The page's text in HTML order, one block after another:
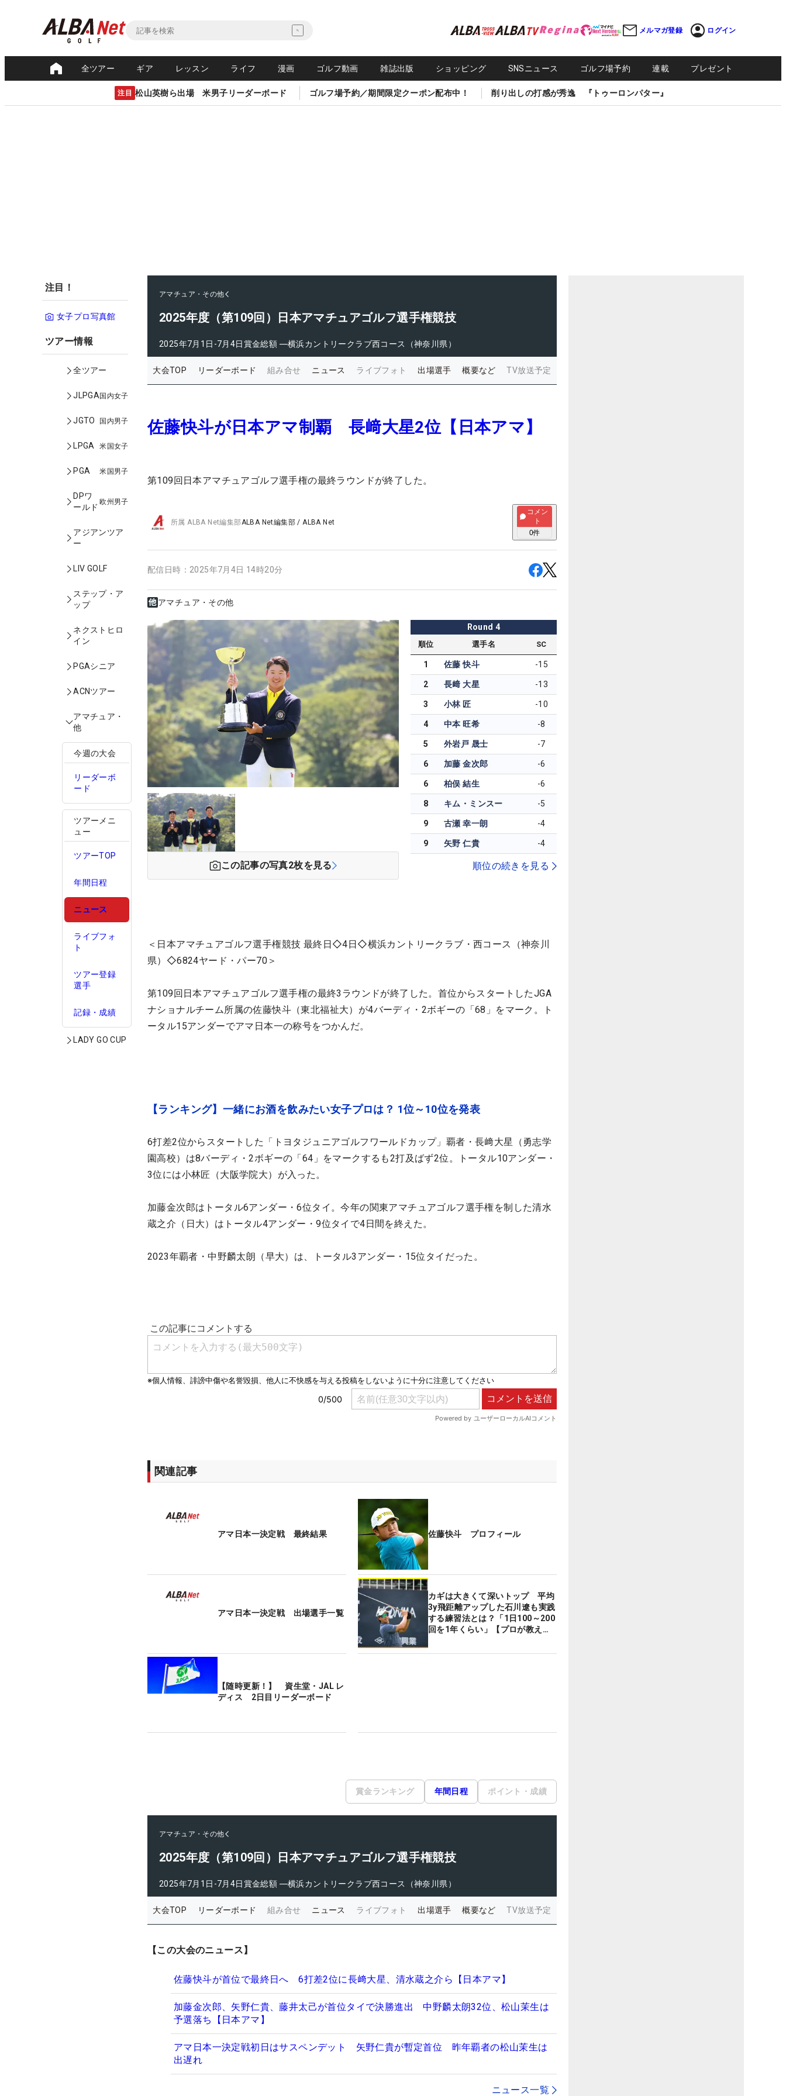
メルマガ登録 ログイン
全ツアー ギア レッスン ライフ 漫画 ゴルフ動画 雑誌出版 ショッピング SNSニュース ゴルフ場予約 連載 プレゼント
注目 松山英樹ら出場 米男子リーダーボード ゴルフ場予約／期間限定クーポン配布中！ 削り出しの打感が秀逸 『トゥーロンパター』
注目！
女子プロ写真館
ツアー情報
全ツアー
JLPGA国内女子
JGTO 国内男子
LPGA 米国女子
PGA 米国男子
DPワ
ールド
欧州男子
アジアンツア
ー
LIV GOLF
ステップ・ア
ップ
ネクストヒロ
イン
PGAシニア
ACNツアー
アマチュア・
他
今週の大会
リーダーボ
ード
ツアーメニ
ュー
ツアーTOP
年間日程
ニュース
ライブフォ
ト
ツアー登録
選手
記録・成績
LADY GO CUP
アマチュア・その他
2025年度（第109回）日本アマチュアゴルフ選手権競技
2025年7月1日-7月4日賞金総額 ―横浜カントリークラブ西コース（神奈川県）
大会TOP リーダーボード 組み合せ ニュース ライブフォト 出場選手 概要など TV放送予定
佐藤快斗が日本アマ制覇 長﨑大星2位【日本アマ】
第109回日本アマチュアゴルフ選手権の最終ラウンドが終了した。
所属ALBA Net編集部ALBA Net編集部 /ALBA Net
コメン
ト
0件
配信日時： 2025年7月4日 14時20分
アマチュア・その他
この記事の写真2枚を見る
Round 4
順位 選手名 SC
1 佐藤 快斗 -15
2 長﨑 大星 -13
3 小林 匠 -10
4 中本 旺希 -8
5 外岩戸 晟士 -7
6 加藤 金次郎 -6
6 柏俣 結生 -6
8 キム・ミンスー -5
9 古瀬 幸一朗 -4
9 矢野 仁貴 -4
順位の続きを見る
＜日本アマチュアゴルフ選手権競技 最終日◇4日◇横浜カントリークラブ・西コース（神奈川
県）◇6824ヤード・パー70＞
第109回日本アマチュアゴルフ選手権の最終3ラウンドが終了した。首位からスタートしたJGA
ナショナルチーム所属の佐藤快斗（東北福祉大）が4バーディ・2ボギーの「68」をマーク。ト
ータル15アンダーでアマ日本一の称号をつかんだ。
【ランキング】一緒にお酒を飲みたい女子プロは？ 1位～10位を発表
6打差2位からスタートした「トヨタジュニアゴルフワールドカップ」覇者・長﨑大星（勇志学
園高校）は8バーディ・2ボギーの「64」をマークするも2打及ばず2位。トータル10アンダー・
3位には小林匠（大阪学院大）が入った。
加藤金次郎はトータル6アンダー・6位タイ。今年の関東アマチュアゴルフ選手権を制した清水
蔵之介（日大）はトータル4アンダー・9位タイで4日間を終えた。
2023年覇者・中野麟太朗（早大）は、トータル3アンダー・15位タイだった。
関連記事
アマ日本一決定戦 最終結果 佐藤快斗 プロフィール
アマ日本一決定戦 出場選手一覧
カギは大きくて深いトップ 平均
3y飛距離アップした石川遼も実践
する練習法とは？「1日100～200
回を1年くらい」【プロが教える
【随時更新！】 資生堂・JAL レ
ディス 2日目リーダーボード
賞金ランキング 年間日程 ポイント・成績
アマチュア・その他
2025年度（第109回）日本アマチュアゴルフ選手権競技
2025年7月1日-7月4日賞金総額 ―横浜カントリークラブ西コース（神奈川県）
大会TOP リーダーボード 組み合せ ニュース ライブフォト 出場選手 概要など TV放送予定
【この大会のニュース】
佐藤快斗が首位で最終日へ 6打差2位に長﨑大星、清水蔵之介ら【日本アマ】
加藤金次郎、矢野仁貴、藤井太己が首位タイで決勝進出 中野麟太朗32位、松山茉生は
予選落ち【日本アマ】
アマ日本一決定戦初日はサスペンデット 矢野仁貴が暫定首位 昨年覇者の松山茉生は
出遅れ
ニュース一覧